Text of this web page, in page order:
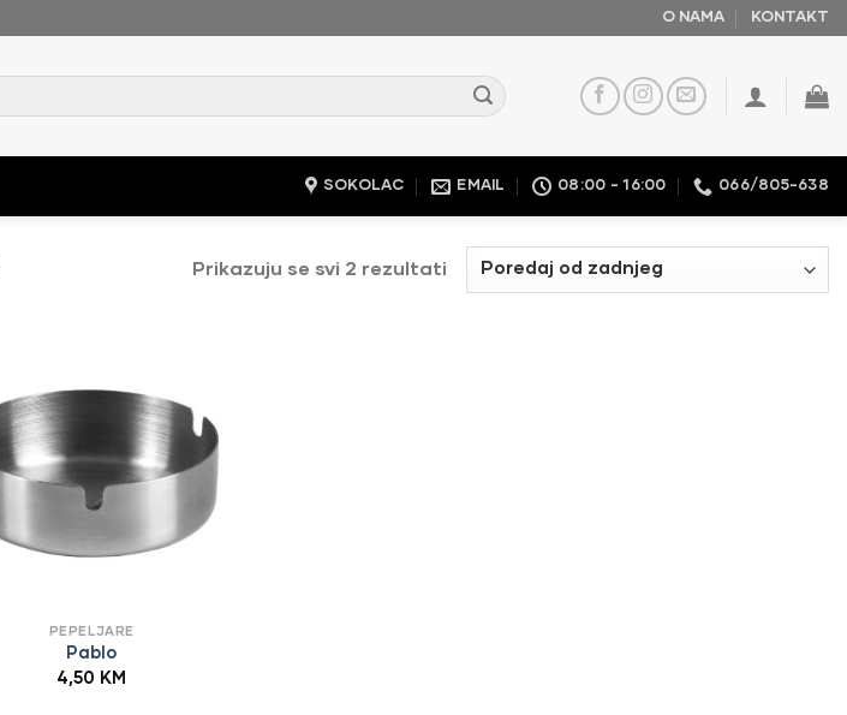
O NAMA KONTAKT
SOKOLAC EMAIL 08:00 - 16:00 066/805-638
Prikazuju se svi 2 rezultati
PEPELJARE
Pablo
4,50 KM